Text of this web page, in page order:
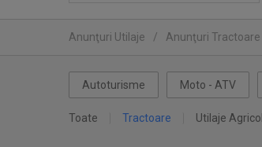
Anunţuri Utilaje / Anunţuri Tractoare
Autoturisme Moto - ATV
Toate Tractoare Utilaje